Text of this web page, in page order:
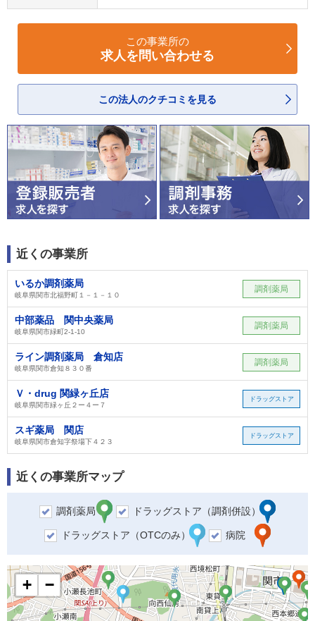
この事業所の
求人を問い合わせる
この法人のクチコミを見る
近くの事業所
いるか調剤薬局
岐阜県関市北福野町１－１－１０
調剤薬局
中部薬品 関中央薬局
岐阜県関市緑町2-1-10
調剤薬局
ライン調剤薬局 倉知店
岐阜県関市倉知８３０番
調剤薬局
Ｖ・drug 関緑ヶ丘店
岐阜県関市緑ヶ丘２ー４ー７
ドラッグストア
スギ薬局 関店
岐阜県関市倉知字祭場下４２３
ドラッグストア
近くの事業所マップ
調剤薬局 ドラッグストア（調剤併設）
ドラッグストア（OTCのみ） 病院
+ −